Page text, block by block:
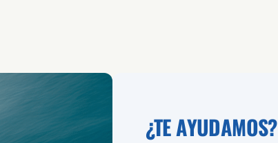
¿TE AYUDAMOS?